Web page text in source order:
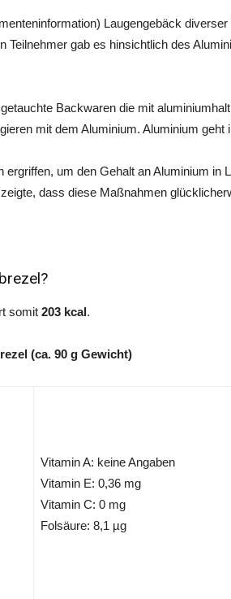
Laugengebäck
Teilnehmer gab es hinsichtlich des
Backwaren die mit
mit dem Aluminium. Aluminium geht
um den Gehalt an Aluminium in
dass diese Maßnahmen
somit 203 kcal.
(ca. 90 g Gewicht)
Vitamin A: keine Angaben
Vitamin E: 0,36 mg
Vitamin C: 0 mg
Folsäure: 8,1 µg